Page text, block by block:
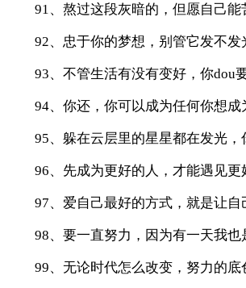
91、熬过这段灰暗的，但愿自己能
92、忠于你的梦想，别管它发不发
93、不管生活有没有变好，你dou
94、你还，你可以成为任何你想成
95、躲在云层里的星星都在发光，
96、先成为更好的人，才能遇见更
97、爱自己最好的方式，就是让自
98、要一直努力，因为有一天我也
99、无论时代怎么改变，努力的底